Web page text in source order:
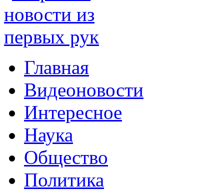
Главная
Видеоновости
Интересное
Наука
Общество
Политика